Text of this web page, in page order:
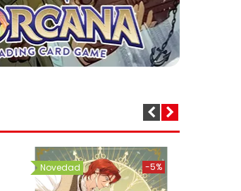
Novedad -5%